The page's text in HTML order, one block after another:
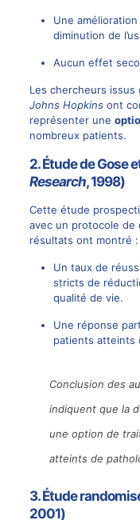
Une
diminution de
Aucun effet
Les chercheurs issus
Johns Hopkinsont
représenter une
nombreux patients.
2. Étude de Gose
Research, 1998)
Cette étude
avec un protocole de
résultats ont montré :
Un taux de
stricts de
qualité de vie.
Une réponse
patients atteints
Conclusion des
indiquent que la
une option de
atteints de
3. Étude
2001)